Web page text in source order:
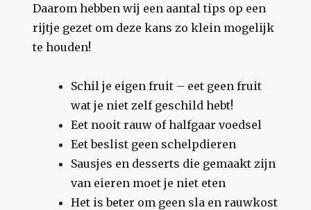
Daarom hebben wij een aantal tips op een
rijtje gezet om deze kans zo klein mogelijk
te houden!
Schil je eigen fruit – eet geen fruit
wat je niet zelf geschild hebt!
Eet nooit rauw of halfgaar voedsel
Eet beslist geen schelpdieren
Sausjes en desserts die gemaakt zijn
van eieren moet je niet eten
Het is beter om geen sla en rauwkost